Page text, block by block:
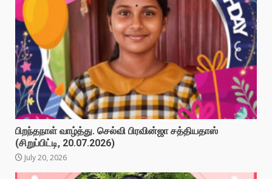
பிறந்தநாள் வாழ்த்து. செல்வி பிரவின்ஜா சத்தியதாஸ்
(சிறுப்பிட்டி, 20.07.2026)
July 20, 2026